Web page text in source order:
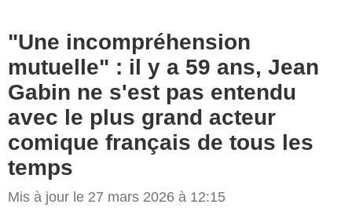
"Une incompréhension
mutuelle" : il y a 59 ans, Jean
Gabin ne s'est pas entendu
avec le plus grand acteur
comique français de tous les
temps
Mis à jour le 27 mars 2026 à 12:15